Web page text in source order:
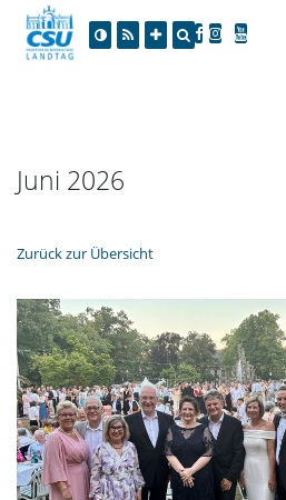
Juni 2026
Zurück zur Übersicht